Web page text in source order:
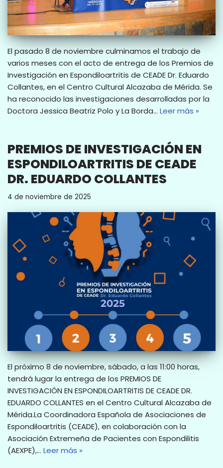
El pasado 8 de noviembre culminamos el trabajo de
varios meses con el acto de entrega de los Premios de
Investigación en Espondiloartritis de CEADE Dr. Eduardo
Collantes, en el Centro Cultural Alcazaba de Mérida. Se
ha reconocido las investigaciones desarrolladas por la
Doctora Jessica Beatriz Polo y La Borda… Leer más »
PREMIOS DE INVESTIGACIÓN EN
ESPONDILOARTRITIS DE CEADE
DR. EDUARDO COLLANTES
4 de noviembre de 2025
El próximo 8 de noviembre, sábado, a las 11:00 horas,
tendrá lugar la entrega de los PREMIOS DE
INVESTIGACIÓN EN ESPONDILOARTRITIS DE CEADE DR.
EDUARDO COLLANTES en el Centro Cultural Alcazaba de
Mérida.La Coordinadora Española de Asociaciones de
Espondiloartritis (CEADE), en colaboración con la
Asociación Extremeña de Pacientes con Espondilitis
(AEXPE),… Leer más »